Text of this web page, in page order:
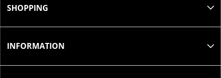
SHOPPING
INFORMATION